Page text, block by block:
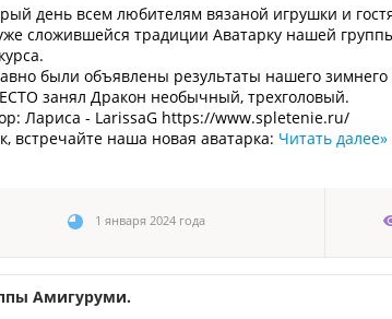
день всем любителям вязаной игрушки и
сложившейся традиции Аватарку нашей
были объявлены результаты нашего
занял Дракон необычный, трехголовый.
Лариса - LarissaG https://www.spletenie.ru/
встречайте наша новая аватарка: Читать далее»
1 января 2024 года
Амигуруми.